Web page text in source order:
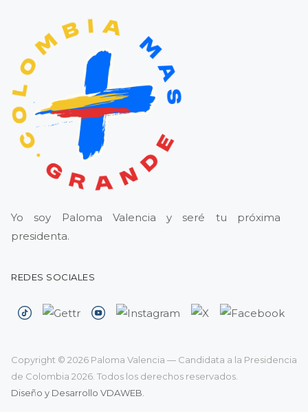
Yo soy Paloma Valencia y seré tu próxima
presidenta.
REDES SOCIALES
Copyright © 2026 Paloma Valencia — Candidata a la Presidencia
de Colombia 2026. Todos los derechos reservados.
Diseño y Desarrollo VDAWEB.